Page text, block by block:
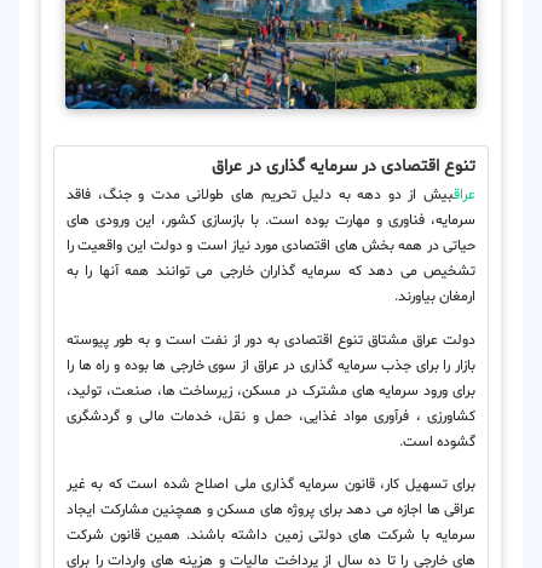
تنوع اقتصادی در سرمایه گذاری در عراق
عراقبیش از دو دهه به دلیل تحریم های طولانی مدت و جنگ، فاقد
سرمایه، فناوری و مهارت بوده است. با بازسازی کشور، این ورودی های
حیاتی در همه بخش های اقتصادی مورد نیاز است و دولت این واقعیت را
تشخیص می دهد که سرمایه گذاران خارجی می توانند همه آنها را به
ارمغان بیاورند.
دولت عراق مشتاق تنوع اقتصادی به دور از نفت است و به طور پیوسته
بازار را برای جذب سرمایه گذاری در عراق از سوی خارجی ها بوده و راه ها را
برای ورود سرمایه های مشترک در مسکن، زیرساخت ها، صنعت، تولید،
کشاورزی ، فرآوری مواد غذایی، حمل و نقل، خدمات مالی و گردشگری
گشوده است.
برای تسهیل کار، قانون سرمایه گذاری ملی اصلاح شده است که به غیر
عراقی ها اجازه می دهد برای پروژه های مسکن و همچنین مشارکت ایجاد
سرمایه با شرکت های دولتی زمین داشته باشند. همین قانون شرکت
های خارجی را تا ده سال از پرداخت مالیات و هزینه های واردات را برای